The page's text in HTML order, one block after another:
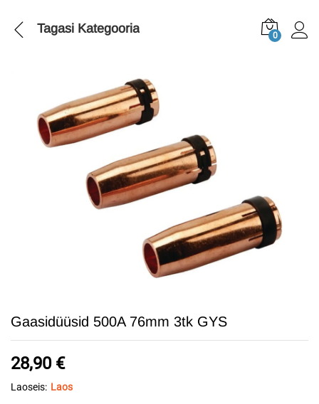
Tagasi Kategooria 0
Gaasidüüsid 500A 76mm 3tk GYS
28,90 €
Laoseis: Laos